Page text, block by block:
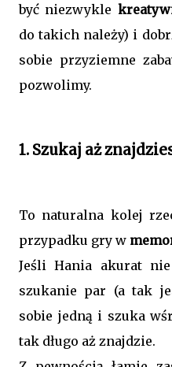
być niezwykle
do takich należy) i
sobie przyziemne
pozwolimy.
1. Szukaj aż
To naturalna kolej
przypadku gry w
Jeśli Hania akurat
szukanie par (a tak
sobie jedną i szuka
tak długo aż znajdzie.